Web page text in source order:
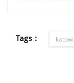
Tags :